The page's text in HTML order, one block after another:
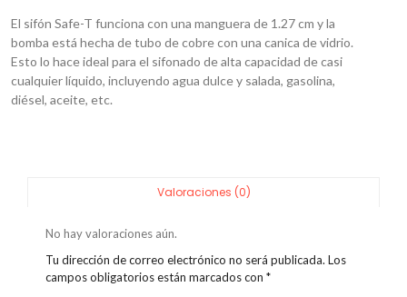
El sifón Safe-T funciona con una manguera de 1.27 cm y la
bomba está hecha de tubo de cobre con una canica de vidrio.
Esto lo hace ideal para el sifonado de alta capacidad de casi
cualquier líquido, incluyendo agua dulce y salada, gasolina,
diésel, aceite, etc.
Valoraciones (0)
No hay valoraciones aún.
Tu dirección de correo electrónico no será publicada. Los
campos obligatorios están marcados con *